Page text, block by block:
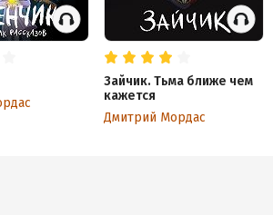
Зайчик. Тьма ближе чем
кажется
Дмитрий Мордас